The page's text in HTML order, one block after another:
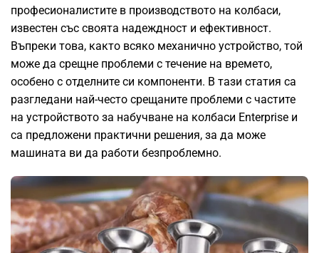
професионалистите в производството на колбаси,
известен със своята надеждност и ефективност.
Въпреки това, както всяко механично устройство, той
може да срещне проблеми с течение на времето,
особено с отделните си компоненти. В тази статия са
разгледани най-често срещаните проблеми с частите
на устройството за набучване на колбаси Enterprise и
са предложени практични решения, за да може
машината ви да работи безпроблемно.